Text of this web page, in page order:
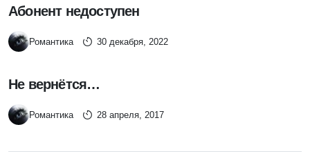
Абонент недоступен
Романтика 30 декабря, 2022
Не вернётся…
Романтика 28 апреля, 2017